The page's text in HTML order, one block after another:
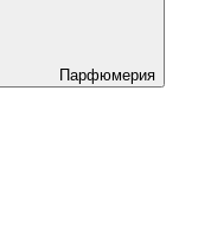
Парфюмерия